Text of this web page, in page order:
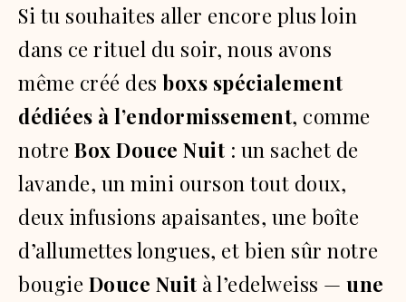
Si tu souhaites aller encore plus loin
dans ce rituel du soir, nous avons
même créé des boxs spécialement
dédiées à l’endormissement, comme
notre Box Douce Nuit : un sachet de
lavande, un mini ourson tout doux,
deux infusions apaisantes, une boîte
d’allumettes longues, et bien sûr notre
bougie Douce Nuit à l’edelweiss — une